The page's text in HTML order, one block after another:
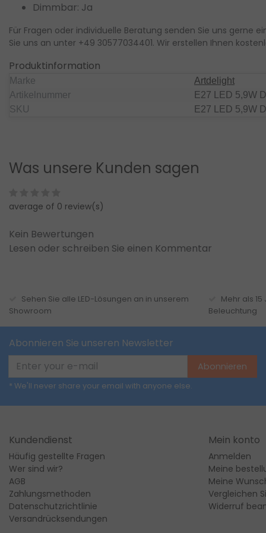
Dimmbar: Ja
Für Fragen oder individuelle Beratung senden Sie uns gerne
Sie uns an unter +49 30577034401. Wir erstellen Ihnen
Produktinformation
Marke
Artdelight
Artikelnummer
E27 LED 5,9W
SKU
E27 LED 5,9W
Vergleichen Ansehen
Versandkosten
Vergleichen
Was unsere Kunden sagen
average of 0 review(s)
Kein Bewertungen
Lesen oder schreiben Sie einen Kommentar
Sehen Sie alle LED-Lösungen an in unserem
Showroom
Mehr als
Beleuchtung
Abonnieren Sie unseren Newsletter
Abonnieren
* We'll never share your email with anyone else.
Kundendienst
Häufig gestellte Fragen
Wer sind wir?
AGB
Zahlungsmethoden
Datenschutzrichtlinie
Versandrücksendungen
Mein konto
Anmelden
Meine
Meine
Vergleichen
Widerruf